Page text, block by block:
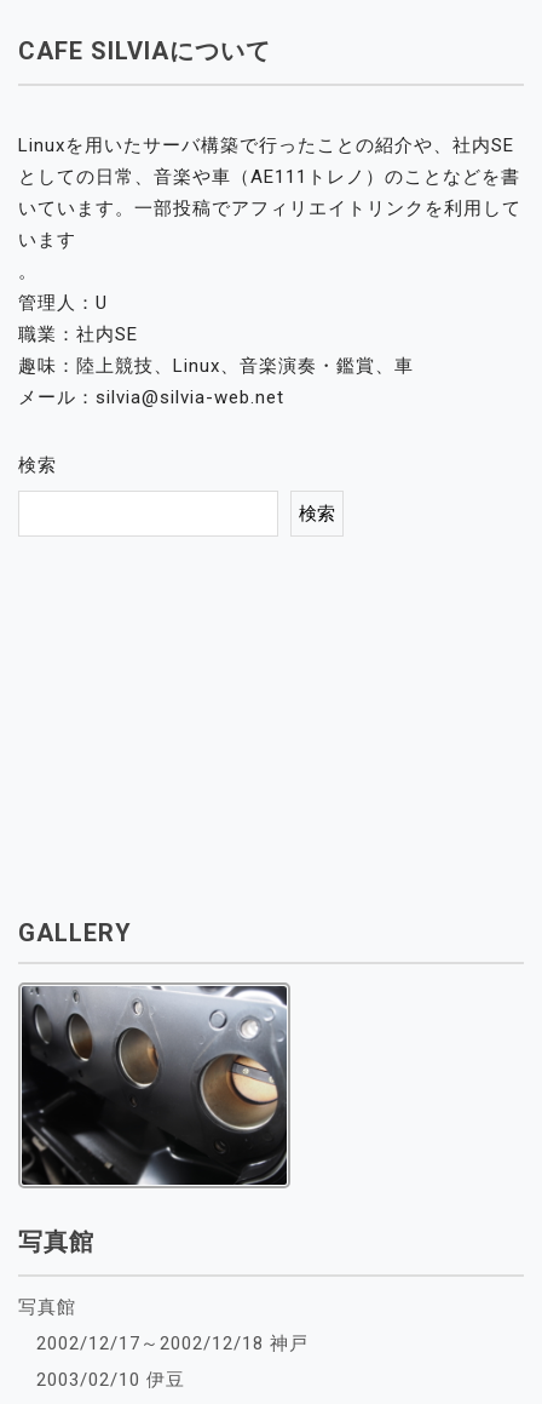
CAFE SILVIAについて
Linuxを用いたサーバ構築で行ったことの紹介や、社内SE
としての日常、音楽や車（AE111トレノ）のことなどを書
いています。一部投稿でアフィリエイトリンクを利用して
います
。
管理人：U
職業：社内SE
趣味：陸上競技、Linux、音楽演奏・鑑賞、車
メール：silvia@silvia-web.net
検索
検索
GALLERY
写真館
写真館
2002/12/17～2002/12/18 神戸
2003/02/10 伊豆